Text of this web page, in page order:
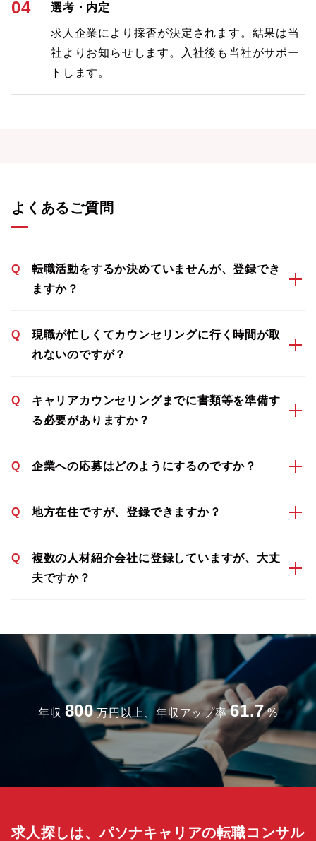
04 選考・内定
求人企業により採否が決定されます。結果は当
社よりお知らせします。入社後も当社がサポー
トします。
よくあるご質問
Q
転職活動をするか決めていませんが、登録でき
ますか？
Q
現職が忙しくてカウンセリングに行く時間が取
れないのですが？
Q
キャリアカウンセリングまでに書類等を準備す
る必要がありますか？
Q 企業への応募はどのようにするのですか？
Q 地方在住ですが、登録できますか？
Q
複数の人材紹介会社に登録していますが、大丈
夫ですか？
年収 800 万円以上、年収アップ率 61.7 %
求人探しは、パソナキャリアの転職コンサル